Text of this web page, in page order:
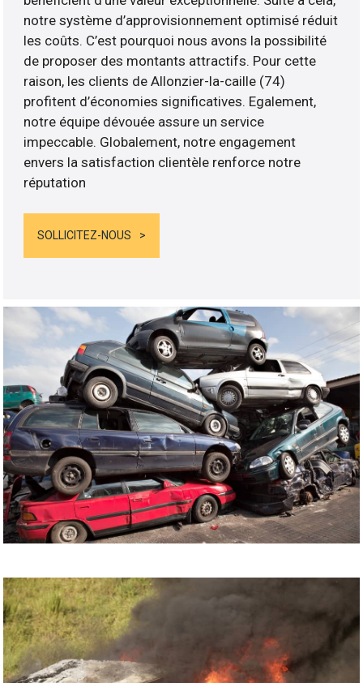
notre système d’approvisionnement optimisé réduit
les coûts. C’est pourquoi nous avons la possibilité
de proposer des montants attractifs. Pour cette
raison, les clients de Allonzier-la-caille (74)
profitent d’économies significatives. Egalement,
notre équipe dévouée assure un service
impeccable. Globalement, notre engagement
envers la satisfaction clientèle renforce notre
réputation
SOLLICITEZ-NOUS